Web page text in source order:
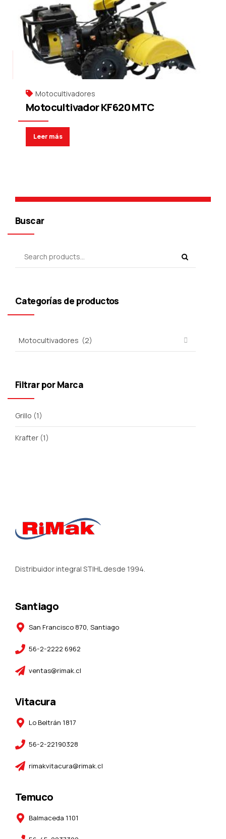
Motocultivadores
Motocultivador KF620 MTC
Leer más
Buscar
Categorías de productos
Filtrar por Marca
Grillo (1)
Krafter (1)
Distribuidor integral STIHL desde 1994.
Santiago
San Francisco 870, Santiago
56-2-2222 6962
ventas@rimak.cl
Vitacura
Lo Beltrán 1817
56-2-22190328
rimakvitacura@rimak.cl
Temuco
Balmaceda 1101